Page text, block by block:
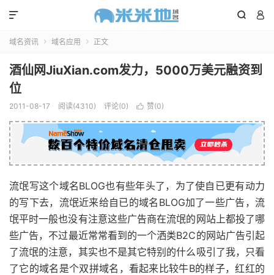
 

域名资讯  域名应用  正文
酒仙网JiuXian.com发力，5000万美元融资到
位
2011-08-17 阅读(4310) 评论(0)  赞(0)
流氓写这个域名BLOG也有些年头了，为了使自已更有动力
的写下去，流氓近来给自已的域名BLOG加了一些广告，流
氓平时一般也没有注意这些广告商在流氓的网站上都投了哪
些广告，不过最近常常看到的一个洒类B2C的网站广告引起
了流氓的注意，其实也不是其它特别的什么吸引了我，只看
了它的域名是个双拼域名，看起来比较牛B的样子，红红的